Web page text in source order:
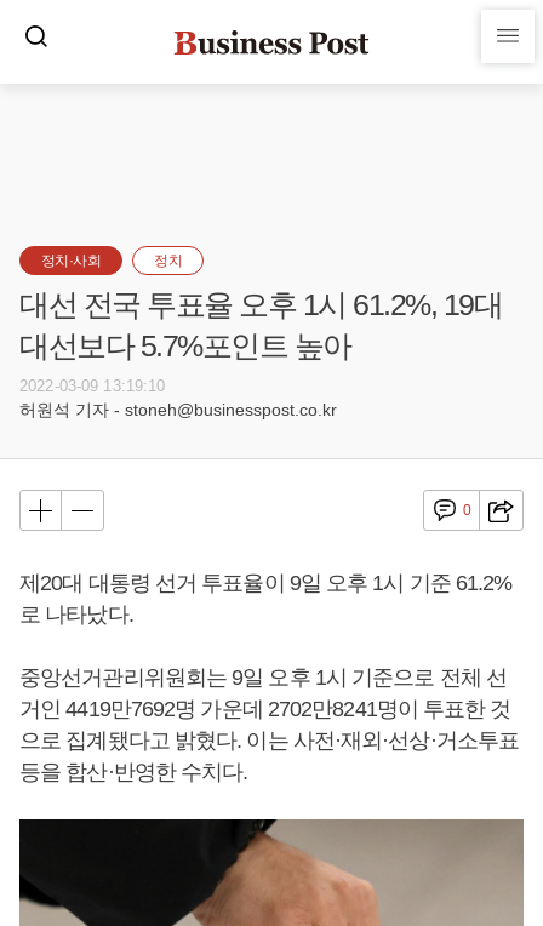
정치·사회 정치
대선 전국 투표율 오후 1시 61.2%, 19대
대선보다 5.7%포인트 높아
2022-03-09 13:19:10
허원석 기자 - stoneh@businesspost.co.kr
0
제20대 대통령 선거 투표율이 9일 오후 1시 기준 61.2%
로 나타났다.
중앙선거관리위원회는 9일 오후 1시 기준으로 전체 선
거인 4419만7692명 가운데 2702만8241명이 투표한 것
으로 집계됐다고 밝혔다. 이는 사전·재외·선상·거소투표
등을 합산·반영한 수치다.